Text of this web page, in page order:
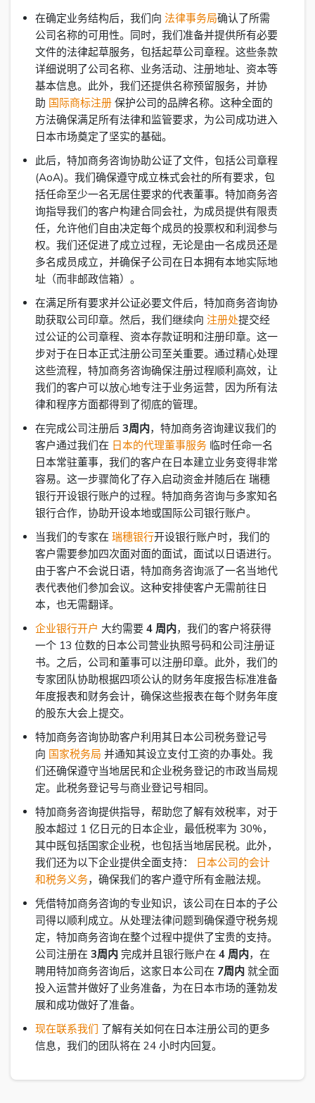
在确定业务结构后，我们向 法律事务局确认了所需
公司名称的可用性。同时，我们准备并提供所有必要
文件的法律起草服务，包括起草公司章程。这些条款
详细说明了公司名称、业务活动、注册地址、资本等
基本信息。此外，我们还提供名称预留服务，并协
助 国际商标注册 保护公司的品牌名称。这种全面的
方法确保满足所有法律和监管要求，为公司成功进入
日本市场奠定了坚实的基础。
此后，特加商务咨询协助公证了文件，包括公司章程
(AoA)。我们确保遵守成立株式会社的所有要求，包
括任命至少一名无居住要求的代表董事。特加商务咨
询指导我们的客户构建合同会社，为成员提供有限责
任，允许他们自由决定每个成员的投票权和利润参与
权。我们还促进了成立过程，无论是由一名成员还是
多名成员成立，并确保子公司在日本拥有本地实际地
址（而非邮政信箱）。
在满足所有要求并公证必要文件后，特加商务咨询协
助获取公司印章。然后，我们继续向 注册处提交经
过公证的公司章程、资本存款证明和注册印章。这一
步对于在日本正式注册公司至关重要。通过精心处理
这些流程，特加商务咨询确保注册过程顺利高效，让
我们的客户可以放心地专注于业务运营，因为所有法
律和程序方面都得到了彻底的管理。
在完成公司注册后 3周内，特加商务咨询建议我们的
客户通过我们在 日本的代理董事服务 临时任命一名
日本常驻董事，我们的客户在日本建立业务变得非常
容易。这一步骤简化了存入启动资金并随后在 瑞穗
银行开设银行账户的过程。特加商务咨询与多家知名
银行合作，协助开设本地或国际公司银行账户。
当我们的专家在 瑞穗银行开设银行账户时，我们的
客户需要参加四次面对面的面试，面试以日语进行。
由于客户不会说日语，特加商务咨询派了一名当地代
表代表他们参加会议。这种安排使客户无需前往日
本，也无需翻译。
企业银行开户 大约需要 4 周内，我们的客户将获得
一个 13 位数的日本公司营业执照号码和公司注册证
书。之后，公司和董事可以注册印章。此外，我们的
专家团队协助根据四项公认的财务年度报告标准准备
年度报表和财务会计，确保这些报表在每个财务年度
的股东大会上提交。
特加商务咨询协助客户利用其日本公司税务登记号
向 国家税务局 并通知其设立支付工资的办事处。我
们还确保遵守当地居民和企业税务登记的市政当局规
定。此税务登记号与商业登记号相同。
特加商务咨询提供指导，帮助您了解有效税率，对于
股本超过 1 亿日元的日本企业，最低税率为 30%，
其中既包括国家企业税，也包括当地居民税。此外，
我们还为以下企业提供全面支持：
日本公司的会计
和税务义务，确保我们的客户遵守所有金融法规。
凭借特加商务咨询的专业知识，该公司在日本的子公
司得以顺利成立。从处理法律问题到确保遵守税务规
定，特加商务咨询在整个过程中提供了宝贵的支持。
公司注册在 3周内 完成并且银行账户在 4 周内，在
聘用特加商务咨询后，这家日本公司在 7周内 就全面
投入运营并做好了业务准备，为在日本市场的蓬勃发
展和成功做好了准备。
现在联系我们 了解有关如何在日本注册公司的更多
信息，我们的团队将在 24 小时内回复。